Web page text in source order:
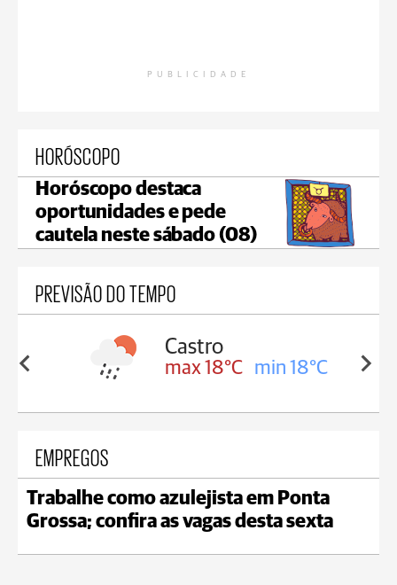
PUBLICIDADE
HORÓSCOPO
Horóscopo destaca
oportunidades e pede
cautela neste sábado (08)
PREVISÃO DO TEMPO
18°C
Carambeí
max 18°C min 17°C
EMPREGOS
Trabalhe como azulejista em Ponta
Grossa; confira as vagas desta sexta